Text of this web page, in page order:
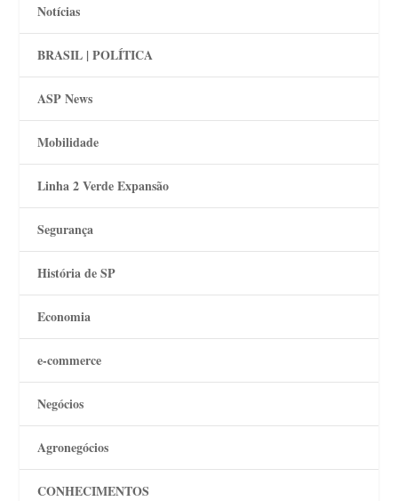
Notícias
BRASIL | POLÍTICA
ASP News
Mobilidade
Linha 2 Verde Expansão
Segurança
História de SP
Economia
e-commerce
Negócios
Agronegócios
CONHECIMENTOS